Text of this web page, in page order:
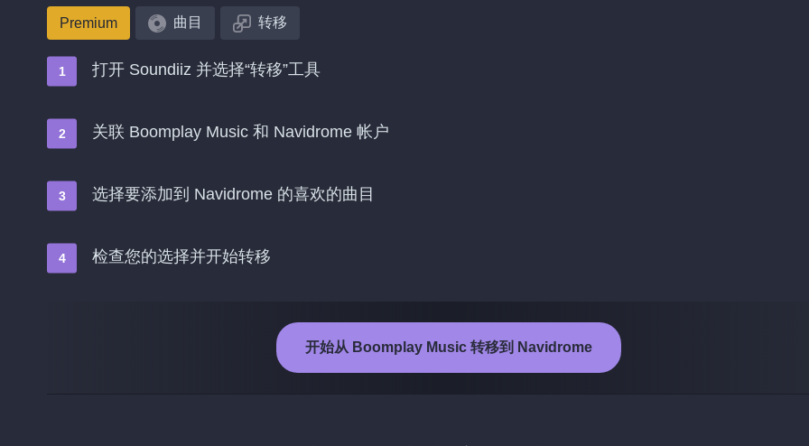
Premium 曲目 转移
打开 Soundiiz 并选择“转移”工具
关联 Boomplay Music 和 Navidrome 帐户
选择要添加到 Navidrome 的喜欢的曲目
检查您的选择并开始转移
开始从 Boomplay Music 转移到 Navidrome